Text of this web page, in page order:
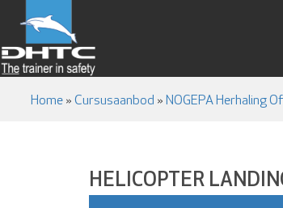
Home» Cursusaanbod » NOGEPA Herhaling
HELICOPTER